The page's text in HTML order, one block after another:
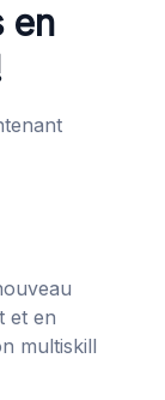
en
et en
multiskill